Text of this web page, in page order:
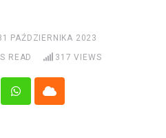
PAŹDZIERNIKA 2023
READ 317 VIEWS
WhatsappCloud